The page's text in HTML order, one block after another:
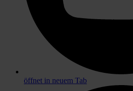
öffnet in neuem Tab